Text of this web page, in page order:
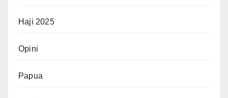
Haji 2025
Opini
Papua